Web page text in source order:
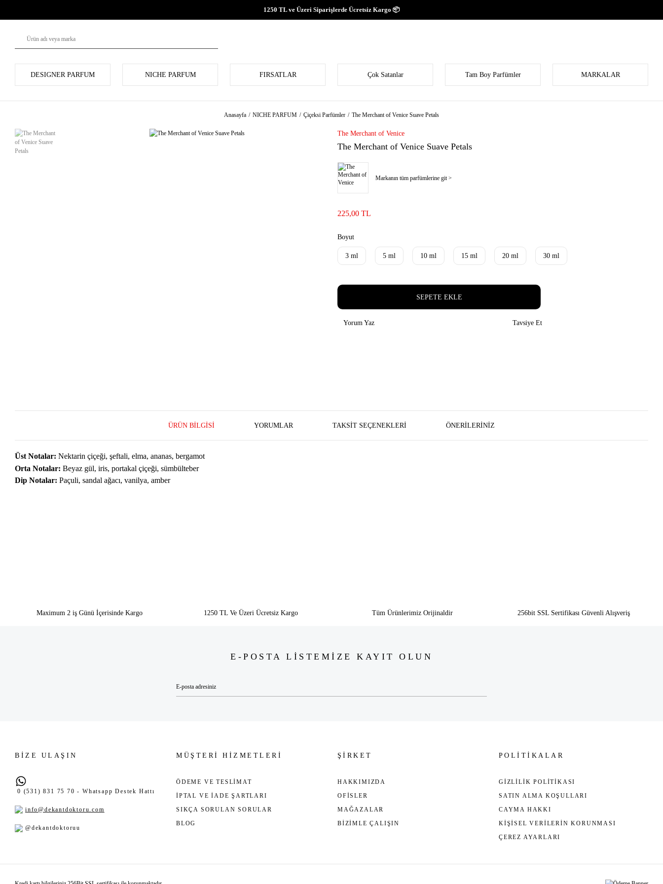
1250 TL ve Üzeri Siparişlerde Ücretsiz Kargo 📦
DESIGNER PARFUM NICHE PARFUM FIRSATLAR Çok Satanlar Tam Boy Parfümler MARKALAR
Anasayfa NICHE PARFUM Çiçeksi Parfümler The Merchant of Venice Suave Petals
The Merchant of Venice
The Merchant of Venice Suave Petals
Markanın tüm parfümlerine git >
225,00 TL
Boyut
3 ml 5 ml 10 ml 15 ml 20 ml 30 ml
SEPETE EKLE
Yorum Yaz Tavsiye Et
ÜRÜN BILGISI YORUMLAR TAKSIT SEÇENEKLERI ÖNERILERINIZ
Üst Notalar: Nektarin çiçeği, şeftali, elma, ananas, bergamot
Orta Notalar: Beyaz gül, iris, portakal çiçeği, sümbülteber
Dip Notalar: Paçuli, sandal ağacı, vanilya, amber
Maximum 2 iş Günü İçerisinde Kargo 1250 TL Ve Üzeri Ücretsiz Kargo Tüm Ürünlerimiz Orijinaldir 256bit SSL Sertifikası Güvenli Alışveriş
E-POSTA LİSTEMİZE KAYIT OLUN
BİZE ULAŞIN
0 (531) 831 75 70 - Whatsapp Destek Hattı
info@dekantdoktoru.com
@dekantdoktoruu
MÜŞTERİ HİZMETLERİ
ÖDEME VE TESLİMAT
İPTAL VE İADE ŞARTLARI
SIKÇA SORULAN SORULAR
BLOG
ŞİRKET
HAKKIMIZDA
OFİSLER
MAĞAZALAR
BİZİMLE ÇALIŞIN
POLİTİKALAR
GİZLİLİK POLİTİKASI
SATIN ALMA KOŞULLARI
CAYMA HAKKI
KİŞİSEL VERİLERİN KORUNMASI
ÇEREZ AYARLARI